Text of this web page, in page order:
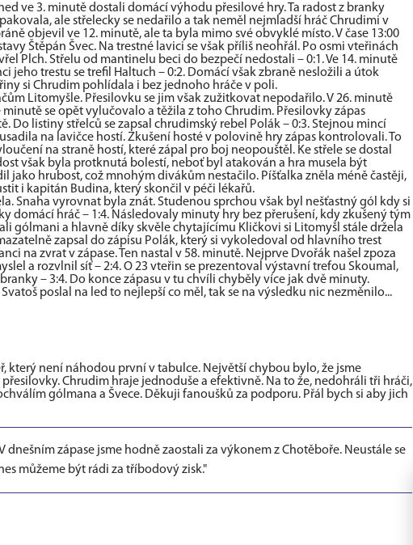
ve 3. minutě dostali domácí výhodu přesilové hry. Ta radost z branky
ale střelecky se nedařilo a tak neměl nejmladší hráč Chrudimi v
objevil ve 12. minutě, ale ta byla mimo své obvyklé místo. V čase 13:00
Štěpán Švec. Na trestné lavici se však příliš neohřál. Po osmi vteřinách
Plch. Střelu od mantinelu beci do bezpečí nedostali – 0:1. Ve 14. minutě
jeho trestu se trefil Haltuch – 0:2. Domácí však zbraně nesložili a útok
si Chrudim pohlídala i bez jednoho hráče v poli.
Litomyšle. Přesilovku se jim však zužitkovat nepodařilo. V 26. minutě
se opět vylučovalo a těžila z toho Chrudim. Přesilovky zápas
Do listiny střelců se zapsal chrudimský rebel Polák – 0:3. Stejnou mincí
na lavičce hostí. Zkušení hosté v polovině hry zápas kontrolovali. To
na straně hostí, které zápal pro boj neopouštěl. Ke střele se dostal
však byla protknutá bolestí, neboť byl atakován a hra musela být
jako hrubost, což mnohým divákům nestačilo. Píšťalka zněla méně častěji,
i kapitán Budina, který skončil v péči lékařů.
Snaha vyrovnat byla znát. Studenou sprchou však byl nešťastný gól kdy si
domácí hráč – 1:4. Následovaly minuty hry bez přerušení, kdy zkušený tým
gólmani a hlavně díky skvěle chytajícímu Kličkovi si Litomyšl stále držela
zapsal do zápisu Polák, který si vykoledoval od hlavního trest
na zvrat v zápase. Ten nastal v 58. minutě. Nejprve Dvořák našel zpoza
a rozvlnil síť – 2:4. O 23 vteřin se prezentoval výstavní trefou Skoumal,
– 3:4. Do konce zápasu v tu chvíli chyběly více jak dvě minuty.
poslal na led to nejlepší co měl, tak se na výsledku nic nezměnilo...
který není náhodou první v tabulce. Největší chybou bylo, že jsme
Chrudim hraje jednoduše a efektivně. Na to že, nedohráli tři hráči,
gólmana a Švece. Děkuji fanoušků za podporu. Přál bych si aby jich
dnešním zápase jsme hodně zaostali za výkonem z Chotěboře. Neustále se
můžeme být rádi za tříbodový zisk."